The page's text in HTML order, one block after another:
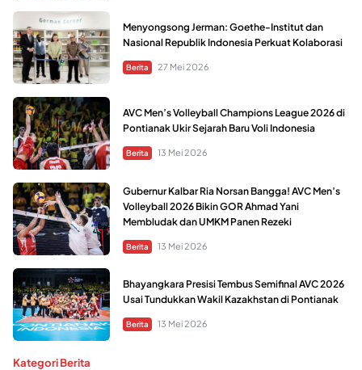
Menyongsong Jerman: Goethe-Institut dan
Nasional Republik Indonesia Perkuat Kolaborasi
Berita 27 Mei 2026
AVC Men’s Volleyball Champions League 2026 di
Pontianak Ukir Sejarah Baru Voli Indonesia
Berita 13 Mei 2026
Gubernur Kalbar Ria Norsan Bangga! AVC Men’s
Volleyball 2026 Bikin GOR Ahmad Yani
Membludak dan UMKM Panen Rezeki
Berita 13 Mei 2026
Bhayangkara Presisi Tembus Semifinal AVC 2026
Usai Tundukkan Wakil Kazakhstan di Pontianak
Berita 13 Mei 2026
Kategori Berita